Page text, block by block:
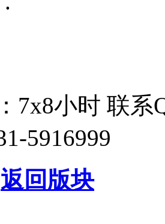
7x8小时 联系
5916999
返回版块